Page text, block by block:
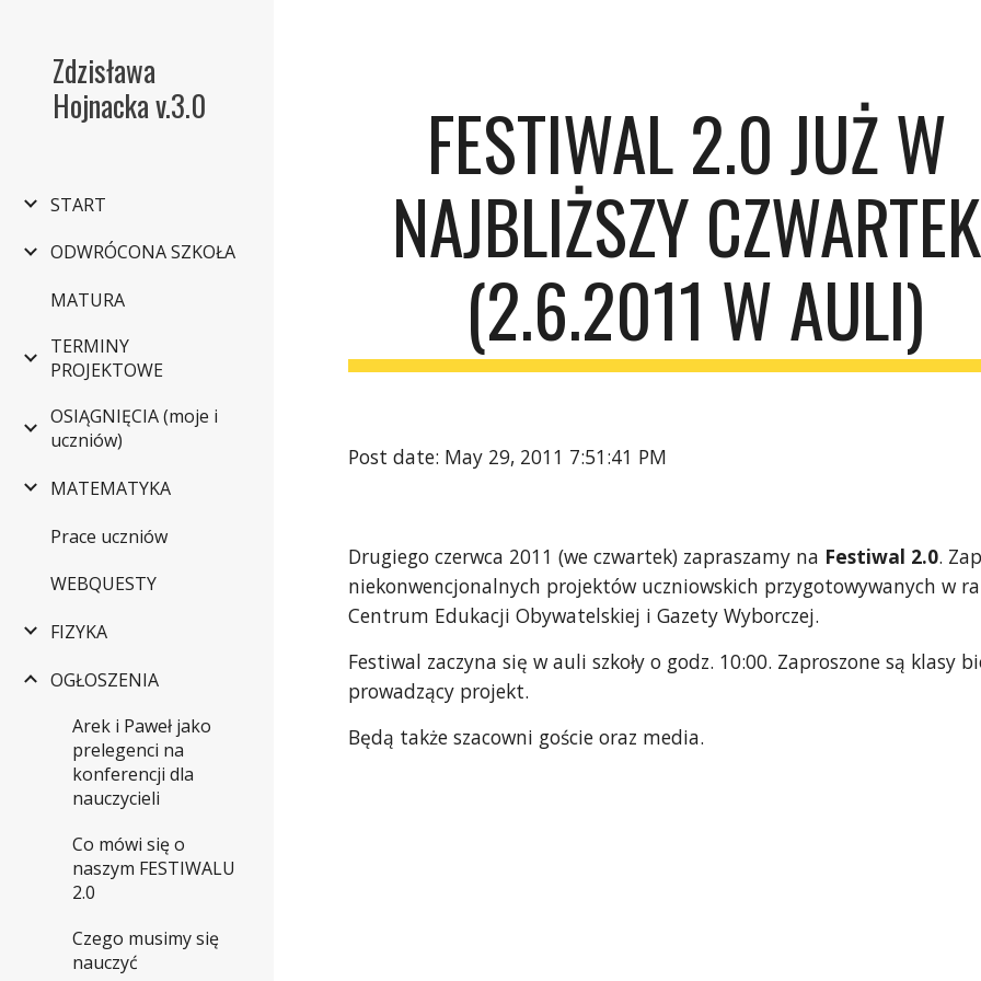
Zdzisława
Hojnacka v.3.0
START
ODWRÓCONA SZKOŁA
MATURA
TERMINY
PROJEKTOWE
OSIĄGNIĘCIA (moje i
uczniów)
MATEMATYKA
Prace uczniów
WEBQUESTY
FIZYKA
OGŁOSZENIA
Arek i Paweł jako
prelegenci na
konferencji dla
nauczycieli
Co mówi się o
naszym FESTIWALU
2.0
Czego musimy się
nauczyć
FESTIWAL 2.0 JUŻ W
NAJBLIŻSZY CZWARTEK
(2.6.2011 W AULI)
Post date: May 29, 2011 7:51:41 PM
Drugiego czerwca 2011 (we czwartek) zapraszamy na Festiwal 2.0.
niekonwencjonalnych projektów uczniowskich przygotowywanych w
Centrum Edukacji Obywatelskiej i Gazety Wyborczej.
Festiwal zaczyna się w auli szkoły o godz. 10:00. Zaproszone są klasy
prowadzący projekt.
Będą także szacowni goście oraz media.